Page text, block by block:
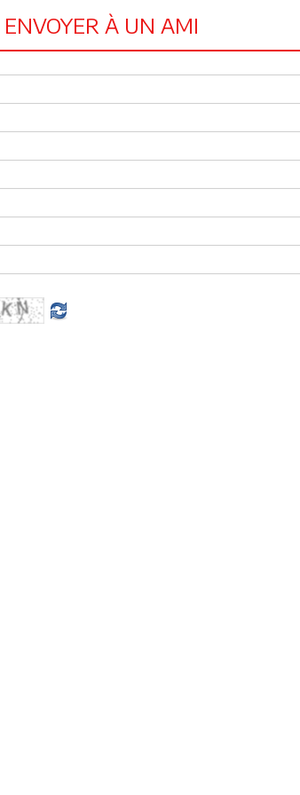
ENVOYER À UN AMI